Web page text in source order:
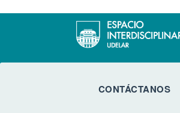
CONTÁCTANOS